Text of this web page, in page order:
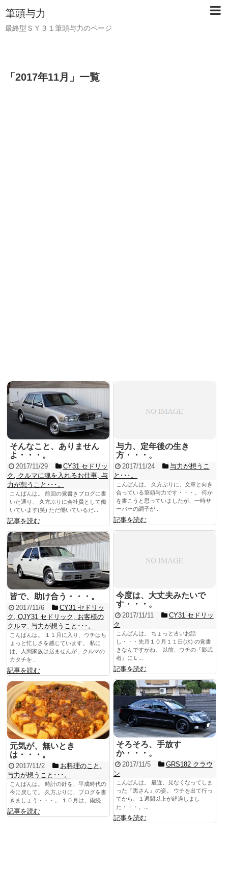
筆頭与力
最終型ＳＹ３１筆頭与力のページ
「 2017年11月 」 一覧
そんなこと、ありません
よ・・・。
2017/11/29
CY31 セドリッ
ク
クルマに魂を入れるお仕事 与
力が想うこと･･･。
こんばんは。 前回の覚書きブログに書
いた通り、 久方ぶりに会社員として働
いています(笑) ただ働いているだ...
記事を読む
与力、定年後の生き
方・・・。
2017/11/24
与力が想うこ
と･･･。
こんばんは。 久方ぶりに、文章と向き
合っている筆頭与力です・・・。 何か
を書こうと思っていましたが、一時サ
ーバーの調子が...
記事を読む
今度は、大丈夫みたいで
す・・・。
2017/11/11
CY31 セドリッ
ク
こんばんは。 ちょっと古いお話
し・・・先月１０月１１日(水) の覚書
きなんですがね。 以前、ウチの『影武
者』にＬ...
記事を読む
皆で、助け合う・・・。
2017/11/6
CY31 セドリッ
ク
QJY31 セドリック
お客様の
クルマ 与力が想うこと･･･。
こんばんは。 １１月に入り、ウチはち
ょっと忙しさを感じています。 私に
は、人間家族は居ませんが、クルマの
カタチを...
記事を読む
そろそろ、手放す
か・・・。
2017/11/5
GRS182 クラウ
ン
こんばんは。 最近、見なくなってしま
った『黒さん』の姿。 ウチを出て行っ
てから、１週間以上が経過しまし
た・・・。...
記事を読む
元気が、無いとき
は・・・。
2017/11/2 お料理のこと
与力が想うこと･･･。
こんばんは。 時計の針を、平成時代の
今に戻して。 久方ぶりに、ブログを書
きましょう・・・。 １０月は、雨続...
記事を読む